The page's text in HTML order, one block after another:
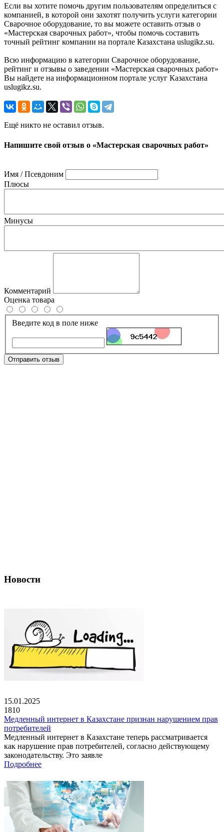
Если вы хотите помочь другим пользователям определиться с
компанией, в которой они захотят получить услуги категории
Сварочное оборудование, то вы можете оставить отзыв о
«Мастерская сварочных работ», чтобы помочь составить
точный рейтинг компании на портале Казахстана uslugikz.su.
Всю информацию в категории Сварочное оборудование,
рейтинг и отзывы о заведении «Мастерская сварочных работ»
Вы найдете на информационном портале услуг Казахстана
uslugikz.su.
Ещё никто не оставил отзыв.
Напишите свой отзыв о «Мастерская сварочных работ»
Имя / Псевдоним
Плюсы
Минусы
Комментарий
Оценка товара
Введите код в поле ниже
Отправить отзыв
Новости
15.01.2025
1810
Медленный интернет в Казахстане признан нарушением прав
потребителей
Медленный интернет в Казахстане теперь рассматривается
как нарушение прав потребителей, согласно действующему
законодательству. Это заявле
Подробнее